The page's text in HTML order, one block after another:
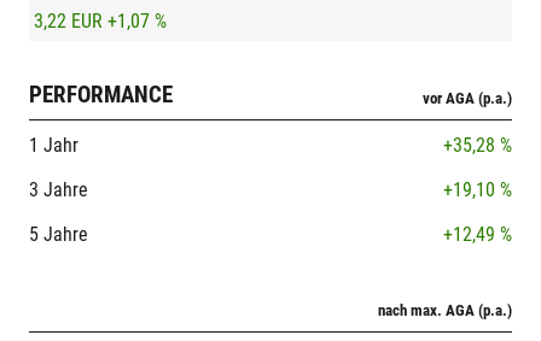
3,22 EUR +1,07 %
PERFORMANCE vor AGA (p.a.)
1 Jahr
+35,28 %
3 Jahre
+19,10 %
5 Jahre
+12,49 %
nach max. AGA (p.a.)